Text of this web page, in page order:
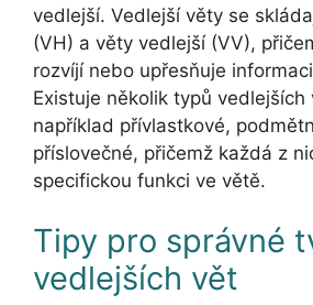
vedlejší. Vedlejší věty se
(VH) a věty vedlejší (VV),
rozvíjí nebo upřesňuje
Existuje několik typů vedlejších
například přívlastkové,
příslovečné, přičemž každá z
specifickou funkci ve větě.
Tipy pro správné
vedlejších vět